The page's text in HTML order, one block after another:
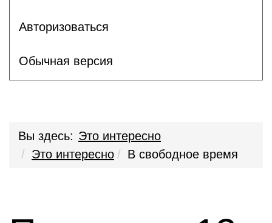
Авторизоваться
Обычная версия
Вы здесь: Это интересно
Это интересно
В свободное время